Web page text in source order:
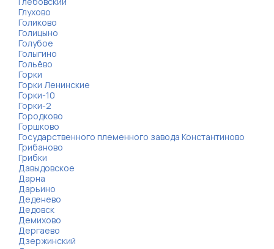
Глухово
Голиково
Голицыно
Голубое
Голыгино
Гольёво
Горки
Горки Ленинские
Горки-10
Горки-2
Городково
Горшково
Государственного племенного завода Константиново
Грибаново
Грибки
Давыдовское
Дарна
Дарьино
Деденево
Дедовск
Демихово
Дергаево
Дзержинский